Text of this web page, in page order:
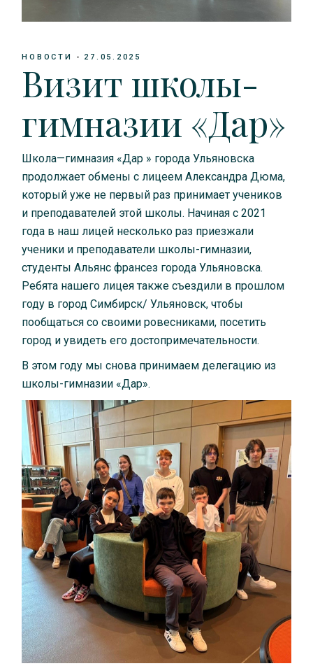
НОВОСТИ 27.05.2025
Визит школы-
гимназии «Дар»
Школа—гимназия «Дар » города Ульяновска
продолжает обмены с лицеем Александра Дюма,
который уже не первый раз принимает учеников
и преподавателей этой школы. Начиная с 2021
года в наш лицей несколько раз приезжали
ученики и преподаватели школы-гимназии,
студенты Альянс франсез города Ульяновска.
Ребята нашего лицея также съездили в прошлом
году в город Симбирск/ Ульяновск, чтобы
пообщаться со своими ровесниками, посетить
город и увидеть его достопримечательности.
В этом году мы снова принимаем делегацию из
школы-гимназии «Дар».